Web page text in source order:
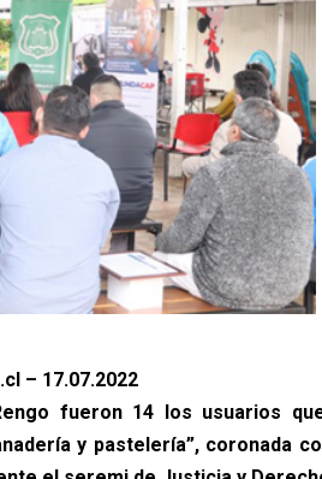
– 17.07.2022
fueron 14 los usuarios
y pastelería”, coronada